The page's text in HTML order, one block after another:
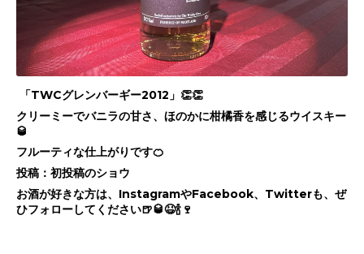
「TWCグレンバーギー2012」👏👏
クリーミーでバニラの甘さ、ほのかに柑橘香を感じるウイスキー
🥃
フルーティな仕上がりです🍊
投稿：初投稿のショウ
お酒が好きな方は、InstagramやFacebook、Twitterも、ぜ
ひフォローしてください🍺🥃😆🍾🍷